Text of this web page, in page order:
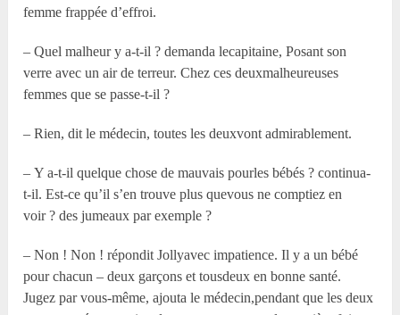
femme frappée d’effroi.
– Quel malheur y a-t-il ? demanda lecapitaine, Posant son
verre avec un air de terreur. Chez ces deuxmalheureuses
femmes que se passe-t-il ?
– Rien, dit le médecin, toutes les deuxvont admirablement.
– Y a-t-il quelque chose de mauvais pourles bébés ? continua-
t-il. Est-ce qu’il s’en trouve plus quevous ne comptiez en
voir ? des jumeaux par exemple ?
– Non ! Non ! répondit Jollyavec impatience. Il y a un bébé
pour chacun – deux garçons et tousdeux en bonne santé.
Jugez par vous-même, ajouta le médecin,pendant que les deux